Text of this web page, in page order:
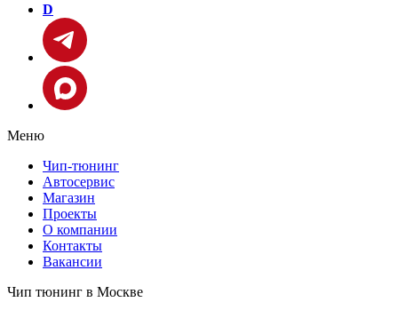
D
Меню
Чип-тюнинг
Автосервис
Магазин
Проекты
О компании
Контакты
Вакансии
Чип тюнинг в Москве